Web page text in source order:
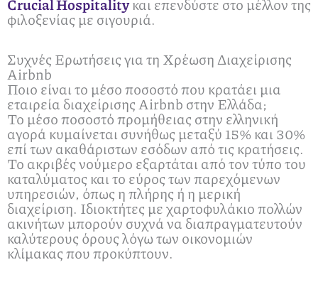
Crucial Hospitalityκαι επενδύστε στο μέλλον της
φιλοξενίας με σιγουριά.
Συχνές Ερωτήσεις για τη Χρέωση Διαχείρισης
Airbnb
Ποιο είναι το μέσο ποσοστό που κρατάει μια
εταιρεία διαχείρισης Airbnb στην Ελλάδα;
Το μέσο ποσοστό προμήθειας στην ελληνική
αγορά κυμαίνεται συνήθως μεταξύ 15% και 30%
επί των ακαθάριστων εσόδων από τις κρατήσεις.
Το ακριβές νούμερο εξαρτάται από τον τύπο του
καταλύματος και το εύρος των παρεχόμενων
υπηρεσιών, όπως η πλήρης ή η μερική
διαχείριση. Ιδιοκτήτες με χαρτοφυλάκιο πολλών
ακινήτων μπορούν συχνά να διαπραγματευτούν
καλύτερους όρους λόγω των οικονομιών
κλίμακας που προκύπτουν.